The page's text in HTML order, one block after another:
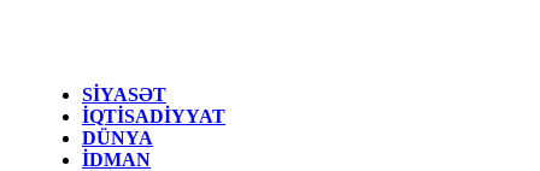
SİYASƏT
İQTİSADİYYAT
DÜNYA
İDMAN